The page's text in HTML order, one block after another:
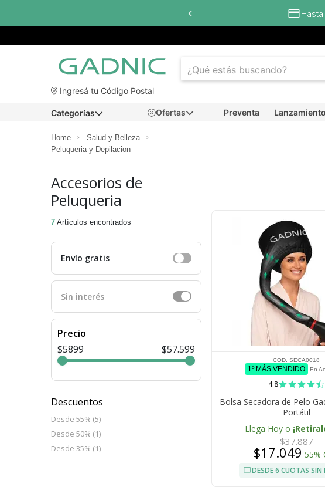
Hasta
Ingresá tu Código Postal
Ofertas Preventa
Categorías
Home
Salud y Belleza
Peluqueria y Depilacion
Accesorios de
Peluqueria
7 Artículos encontrados
Envío gratis
Sin interés
Precio
$5899
$57.599
Descuentos
Desde 55% (5)
Desde 50% (1)
Desde 35% (1)
COD. SECA0018
1º MÁS VENDIDO En
4.8
Bolsa Secadora de Pelo
Portátil
Llega Hoy o
$37.887
$17.049 55%
DESDE 6 CUOTAS SIN